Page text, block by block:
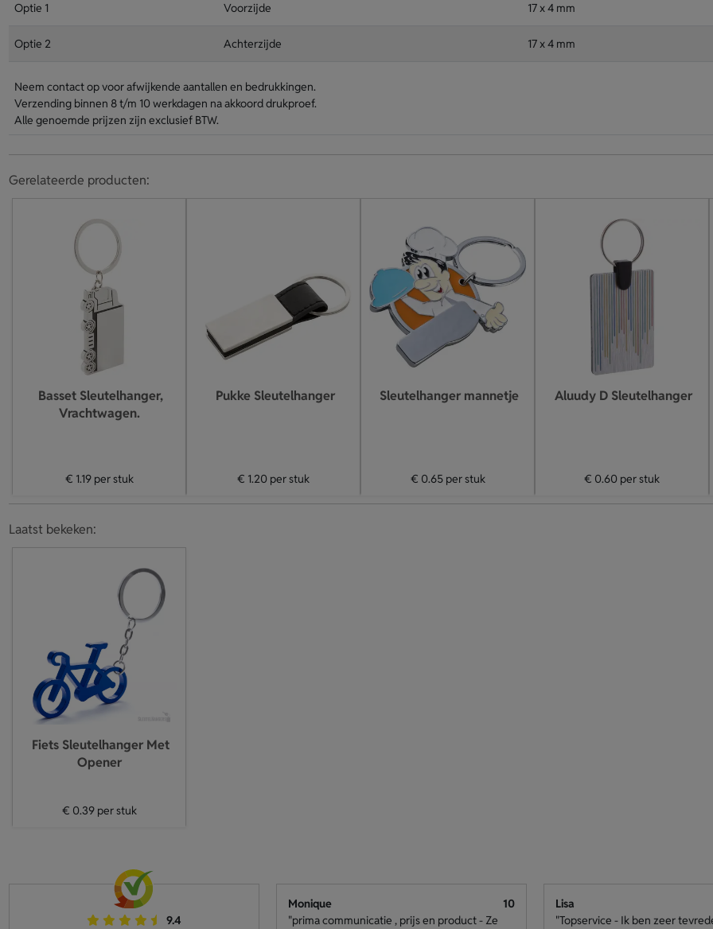
Optie 1 Voorzijde 17 x 4 mm
Optie 2 Achterzijde 17 x 4 mm
Neem contact op voor afwijkende aantallen en bedrukkingen.
Verzending binnen 8 t/m 10 werkdagen na akkoord drukproef.
Alle genoemde prijzen zijn exclusief BTW.
Gerelateerde producten:
Basset Sleutelhanger,
Vrachtwagen.
€ 1.19per stuk
Pukke Sleutelhanger
€ 1.20 per stuk
Sleutelhanger mannetje
€ 0.65per stuk
Aluudy D Sleutelhanger
€ 0.60 per stuk
Laatst bekeken:
Fiets Sleutelhanger Met
Opener
€ 0.39per stuk
9.4
Monique
10
"prima communicatie , prijs en product - Ze
Lisa
"Topservice - Ik ben zeer